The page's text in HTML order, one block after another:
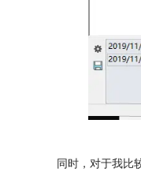
同时，对于我比